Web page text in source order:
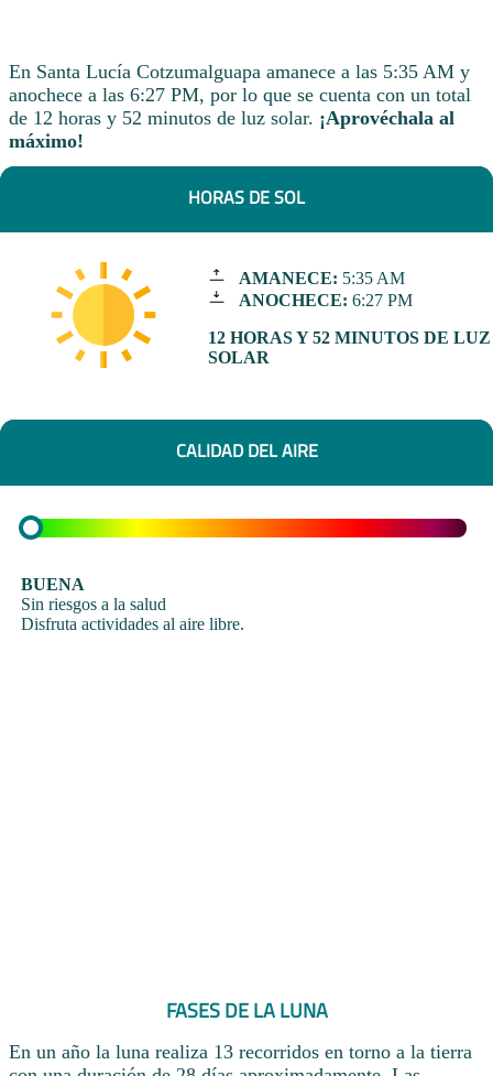
En Santa Lucía Cotzumalguapa amanece a las 5:35 AM y
anochece a las 6:27 PM, por lo que se cuenta con un total
de 12 horas y 52 minutos de luz solar. ¡Aprovéchala al
máximo!
HORAS DE SOL
AMANECE: 5:35 AM
ANOCHECE: 6:27 PM
12 HORAS Y 52 MINUTOS DE LUZ
SOLAR
CALIDAD DEL AIRE
BUENA
Sin riesgos a la salud
Disfruta actividades al aire libre.
FASES DE LA LUNA
En un año la luna realiza 13 recorridos en torno a la tierra